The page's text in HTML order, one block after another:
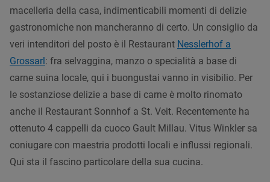
macelleria della casa, indimenticabili momenti di delizie
gastronomiche non mancheranno di certo. Un consiglio da
veri intenditori del posto è il Restaurant Nesslerhof a
Grossarl: fra selvaggina, manzo o specialità a base di
carne suina locale, qui i buongustai vanno in visibilio. Per
le sostanziose delizie a base di carne è molto rinomato
anche il Restaurant Sonnhof a St. Veit. Recentemente ha
ottenuto 4 cappelli da cuoco Gault Millau. Vitus Winkler sa
coniugare con maestria prodotti locali e influssi regionali.
Qui sta il fascino particolare della sua cucina.